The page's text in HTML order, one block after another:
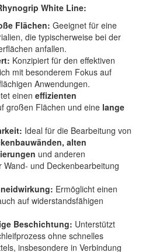
White Line:
Flächen: Geeignet für eine
die typischerweise bei der
anfallen.
Konzipiert für den effektiven
mit besonderem Fokus auf
Anwendungen.
einen effizienten
großen Flächen und eine lange
Ideal für die Bearbeitung von
alten
und anderen
und Deckenbearbeitung
Ermöglicht einen
auf widerstandsfähigen
Beschichtung: Unterstützt
ohne schnelles
insbesondere in Verbindung